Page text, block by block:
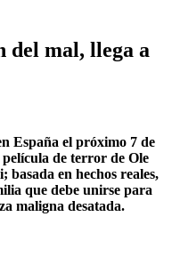
del mal, llega a
España el próximo 7 de
película de terror de Ole
en hechos reales,
que debe unirse para
maligna desatada.